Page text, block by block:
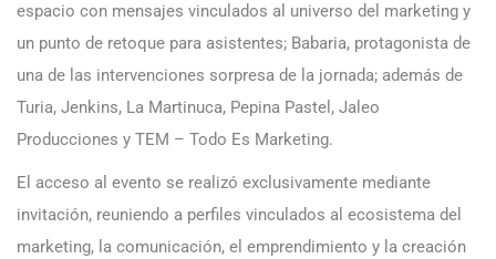
espacio con mensajes vinculados al universo del marketing y
un punto de retoque para asistentes; Babaria, protagonista de
una de las intervenciones sorpresa de la jornada; además de
Turia, Jenkins, La Martinuca, Pepina Pastel, Jaleo
Producciones y TEM – Todo Es Marketing.
El acceso al evento se realizó exclusivamente mediante
invitación, reuniendo a perfiles vinculados al ecosistema del
marketing, la comunicación, el emprendimiento y la creación